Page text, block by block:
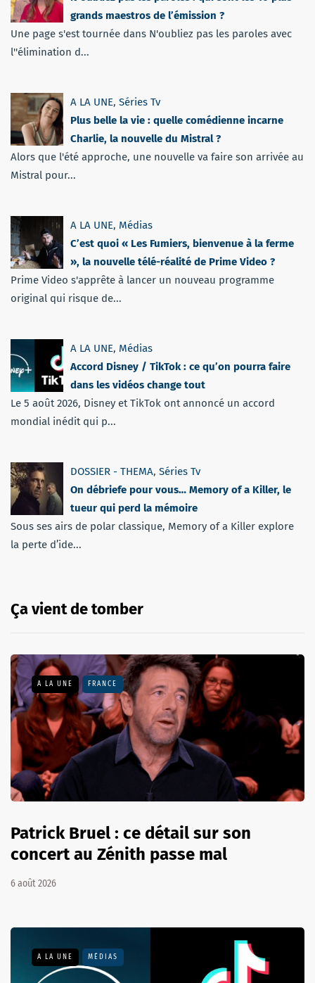
grands maestros de l’émission ?
Une page s'est tournée dans N'oubliez pas les paroles avec
l''élimination d...
A LA UNE, Séries Tv
Plus belle la vie : quelle comédienne incarne
Charlie, la nouvelle du Mistral ?
Alors que l'été approche, une nouvelle va faire son arrivée au
Mistral pour...
A LA UNE, Médias
C’est quoi « Les Fumiers, bienvenue à la ferme
», la nouvelle télé-réalité de Prime Video ?
Prime Video s'apprête à lancer un nouveau programme
original qui risque de...
A LA UNE, Médias
Accord Disney / TikTok : ce qu’on pourra faire
dans les vidéos change tout
Le 5 août 2026, Disney et TikTok ont annoncé un accord
mondial inédit qui p...
DOSSIER - THEMA, Séries Tv
On débriefe pour vous… Memory of a Killer, le
tueur qui perd la mémoire
Sous ses airs de polar classique, Memory of a Killer explore
la perte d’ide...
Ça vient de tomber
A LA UNE FRANCE
Patrick Bruel : ce détail sur son
concert au Zénith passe mal
6 août 2026
A LA UNE MÉDIAS